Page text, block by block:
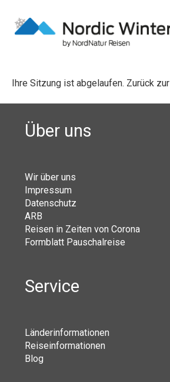
Ihre Sitzung ist abgelaufen. Zurück zur
Über uns
Wir über uns
Impressum
Datenschutz
ARB
Reisen in Zeiten von Corona
Formblatt Pauschalreise
Service
Länderinformationen
Reiseinformationen
Blog